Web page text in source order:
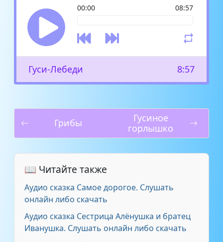
00:00 08:57
Гуси-Лебеди 8:57
Грибы
Гусиное
горлышко
📖 Читайте также
Аудио сказка Самое дорогое. Слушать
онлайн либо скачать
Аудио сказка Сестрица Алёнушка и братец
Иванушка. Слушать онлайн либо скачать